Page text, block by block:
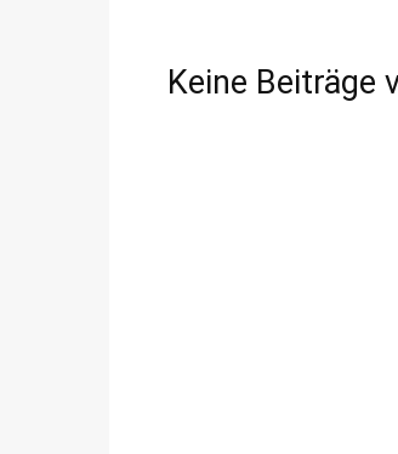
Keine Beiträge